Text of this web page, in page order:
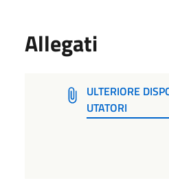
Allegati
ULTERIORE
UTATORI